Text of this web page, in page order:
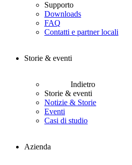
Supporto
Downloads
FAQ
Contatti e partner locali
Storie & eventi
Indietro
Storie & eventi
Notizie & Storie
Eventi
Casi di studio
Azienda